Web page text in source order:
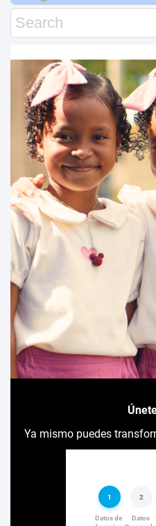
Ya mismo puedes